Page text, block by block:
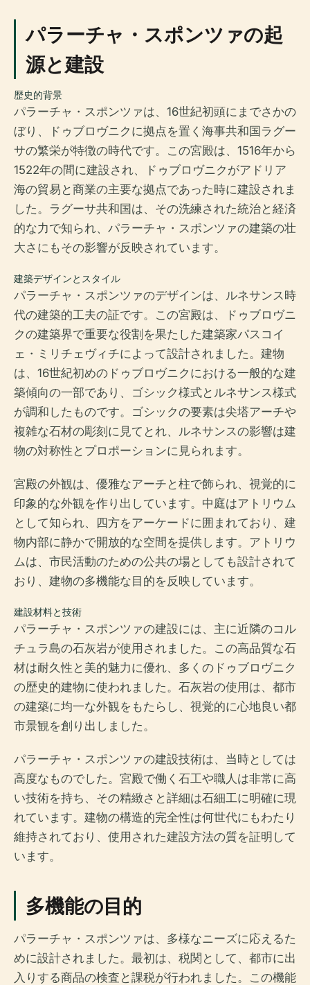
パラーチャ・スポンツァの起
源と建設
歴史的背景
パラーチャ・スポンツァは、16世紀初頭にまでさかの
ぼり、ドゥブロヴニクに拠点を置く海事共和国ラグー
サの繁栄が特徴の時代です。この宮殿は、1516年から
1522年の間に建設され、ドゥブロヴニクがアドリア
海の貿易と商業の主要な拠点であった時に建設されま
した。ラグーサ共和国は、その洗練された統治と経済
的な力で知られ、パラーチャ・スポンツァの建築の壮
大さにもその影響が反映されています。
建築デザインとスタイル
パラーチャ・スポンツァのデザインは、ルネサンス時
代の建築的工夫の証です。この宮殿は、ドゥブロヴニ
クの建築界で重要な役割を果たした建築家パスコイ
ェ・ミリチェヴィチによって設計されました。建物
は、16世紀初めのドゥブロヴニクにおける一般的な建
築傾向の一部であり、ゴシック様式とルネサンス様式
が調和したものです。ゴシックの要素は尖塔アーチや
複雑な石材の彫刻に見てとれ、ルネサンスの影響は建
物の対称性とプロポーションに見られます。
宮殿の外観は、優雅なアーチと柱で飾られ、視覚的に
印象的な外観を作り出しています。中庭はアトリウム
として知られ、四方をアーケードに囲まれており、建
物内部に静かで開放的な空間を提供します。アトリウ
ムは、市民活動のための公共の場としても設計されて
おり、建物の多機能な目的を反映しています。
建設材料と技術
パラーチャ・スポンツァの建設には、主に近隣のコル
チュラ島の石灰岩が使用されました。この高品質な石
材は耐久性と美的魅力に優れ、多くのドゥブロヴニク
の歴史的建物に使われました。石灰岩の使用は、都市
の建築に均一な外観をもたらし、視覚的に心地良い都
市景観を創り出しました。
パラーチャ・スポンツァの建設技術は、当時としては
高度なものでした。宮殿で働く石工や職人は非常に高
い技術を持ち、その精緻さと詳細は石細工に明確に現
れています。建物の構造的完全性は何世代にもわたり
維持されており、使用された建設方法の質を証明して
います。
多機能の目的
パラーチャ・スポンツァは、多様なニーズに応えるた
めに設計されました。最初は、税関として、都市に出
入りする商品の検査と課税が行われました。この機能